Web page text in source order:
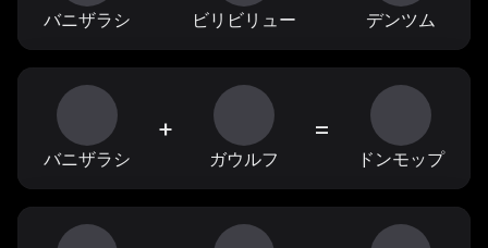
バニザラシ ビリビリュー デンツム
バニザラシ
+
ガウルフ
=
ドンモップ